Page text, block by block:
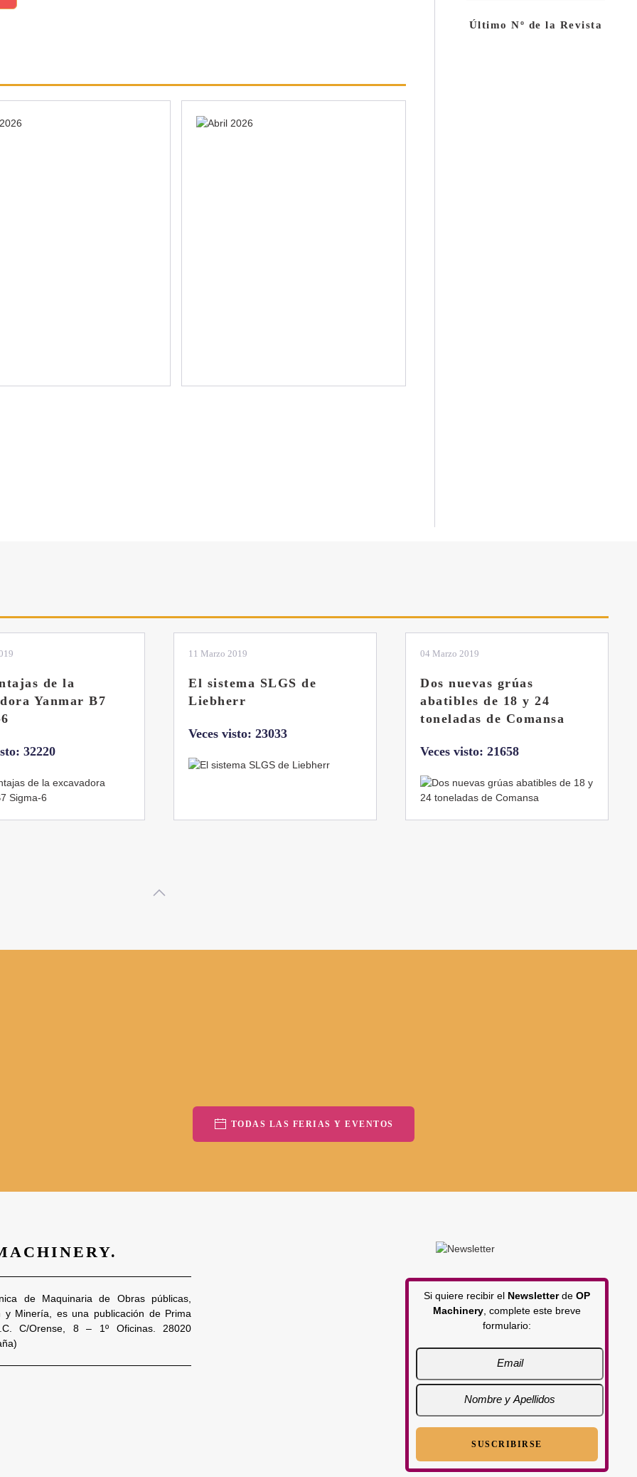
Último Nº de la Revista
SLGS de
04 Marzo 2019
Dos nuevas grúas
abatibles de 18 y 24
01 Febrero 2019
La botella aún no está
llena
TODAS LAS FERIAS Y EVENTOS
de Maquinaria de Obras públicas,
y Minería, es una publicación de Prima
C/Orense, 8 – 1º Oficinas. 28020
Si quiere recibir el Newsletterde OP
Machinery , complete este breve
formulario: